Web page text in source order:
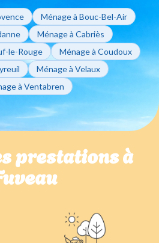
Ménage à Bouc-Bel-Air
Ménage à Cabriès
le-Rouge
Ménage à Coudoux
Ménage à Velaux
à Ventabren
prestations à